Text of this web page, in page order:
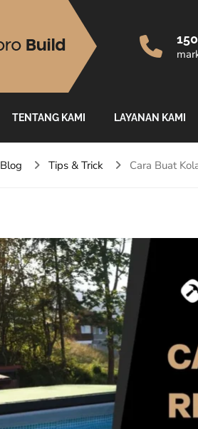
TENTANG KAMI LAYANAN KAMI
Blog Tips & Trick Cara Buat